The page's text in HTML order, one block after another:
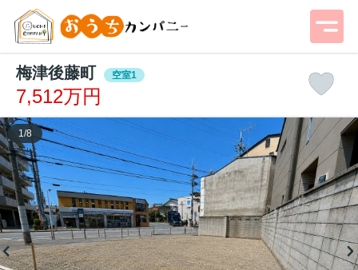
梅津後藤町 空室1
7,512万円
1 /8